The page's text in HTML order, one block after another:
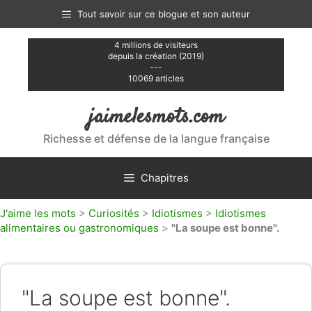
contenu
Tout savoir sur ce blogue et son auteur
4 millions de visiteurs
depuis la création (2019)
---
10069 articles
jaimelesmots.com
Richesse et défense de la langue française
Chapitres
J'aime les mots > Curiosités > Idiotismes > Idiotismes
alimentaires ou gastronomiques > "La soupe est bonne".
"La soupe est bonne".